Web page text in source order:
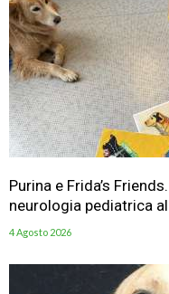
Purina e Frida’s
neurologia pediatrica
4 Agosto 2026